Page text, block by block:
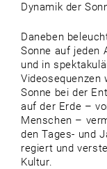
Dynamik der
Daneben
Sonne auf jeden
und in
Videosequenzen
Sonne bei der
auf der Erde –
Menschen –
den Tages- und
regiert und
Kultur.